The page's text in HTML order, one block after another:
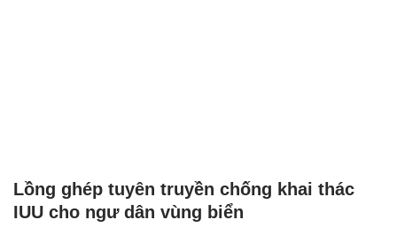
Lồng ghép tuyên truyền chống khai thác
IUU cho ngư dân vùng biển